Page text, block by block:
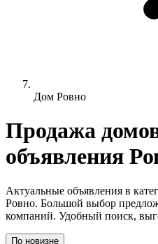
Дом Ровно
Продажа
объявления
Актуальные объявления в
Ровно. Большой выбор
компаний. Удобный поиск,
По новизне